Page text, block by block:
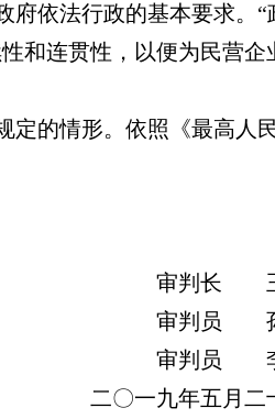
府依法行政的基本要求。“
和连贯性，以便为民营企
定的情形。依照《最高人
审判长
审判员
审判员
二〇一九年五月二